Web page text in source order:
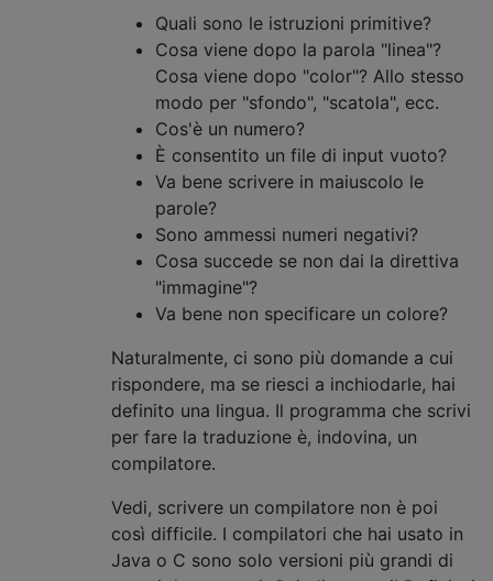
Quali sono le istruzioni primitive?
Cosa viene dopo la parola "linea"?
Cosa viene dopo "color"? Allo stesso
modo per "sfondo", "scatola", ecc.
Cos'è un numero?
È consentito un file di input vuoto?
Va bene scrivere in maiuscolo le
parole?
Sono ammessi numeri negativi?
Cosa succede se non dai la direttiva
"immagine"?
Va bene non specificare un colore?
Naturalmente, ci sono più domande a cui
rispondere, ma se riesci a inchiodarle, hai
definito una lingua. Il programma che scrivi
per fare la traduzione è, indovina, un
compilatore.
Vedi, scrivere un compilatore non è poi
così difficile. I compilatori che hai usato in
Java o C sono solo versioni più grandi di